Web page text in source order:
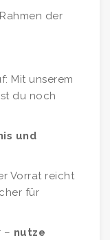
der
Mit unserem
du noch
und
Vorrat reicht
für
– nutze